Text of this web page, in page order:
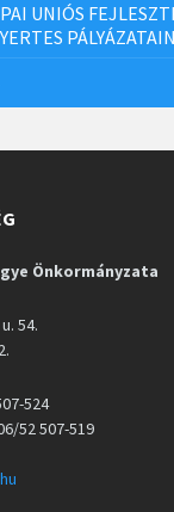
UNIÓS
Önkormányzata
54.
524
52 507-519